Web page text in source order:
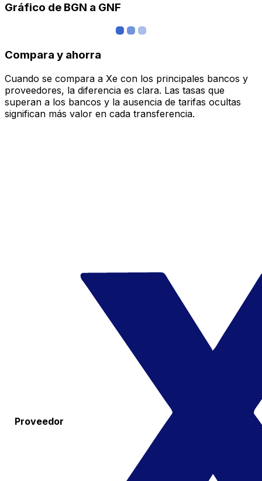
Gráfico de BGN a GNF
Compara y ahorra
Cuando se compara a Xe con los principales bancos y
proveedores, la diferencia es clara. Las tasas que
superan a los bancos y la ausencia de tarifas ocultas
significan más valor en cada transferencia.
Proveedor